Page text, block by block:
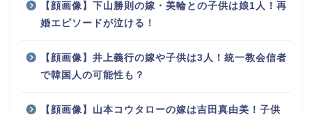
【顔画像】下山勝則の嫁・美輪との子供は娘1人！再
婚エピソードが泣ける！
【顔画像】井上義行の嫁や子供は3人！統一教会信者
で韓国人の可能性も？
【顔画像】山本コウタローの嫁は吉田真由美！子供